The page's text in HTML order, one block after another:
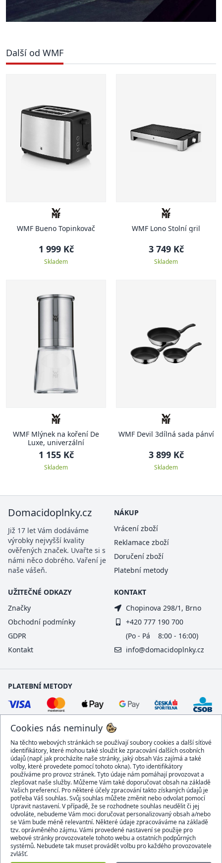
Další od WMF
WMF Bueno Topinkovač
1 999 Kč
Skladem
WMF Lono Stolní gril
3 749 Kč
Skladem
WMF Mlýnek na koření De
Luxe, univerzální
1 155 Kč
Skladem
WMF Devil 3dílná sada pánví
3 899 Kč
Skladem
Cookies nás neminuly
Na těchto webových stránkách se používají soubory cookies a další síťové
identifikátory, které mohou také sloužit ke zpracování dalších osobních
údajů (např. jak procházíte naše stránky, jaký obsah Vás zajímá a také
volby, které provedete pomocí tohoto okna). Tyto identifikátory
používáme pro provoz stránek. Tyto údaje nám pomáhají provozovat a
zlepšovat naše služby. Můžeme Vám také doporučovat obsah na základě
Vašich preferencí. Pro některé účely zpracování takto získaných údajů je
potřeba Váš souhlas. Svůj souhlas můžete změnit nebo odvolat pomocí
Upravit nastavení. V případě, že se rozhodnete souhlas neudělit či jej
odvoláte, nebudeme Vám moci doručovat personalizovaný obsah a/nebo
se Vám bude méně relevantní. Některé údaje zpracováváme na základě
tzv. oprávněného zájmu. Vámi provedené nastavení se použije pro
webové stránky provozovatele tohoto webu a ostatních podpůrných
systémů. Nebudete tak muset provádět volbu pro každého provozovatele
zvlášť.
Domacidoplnky.cz
Již 17 let Vám dodáváme
výrobky nejvyšší kvality
ověřených značek. Uvařte si s
námi něco dobrého. Vaření je
naše vášeň.
NÁKUP
Vrácení zboží
Reklamace zboží
Doručení zboží
Platební metody
UŽITEČNÉ ODKAZY
Značky
Obchodní podmínky
GDPR
Kontakt
KONTAKT
Chopinova 298/1, Brno
+420 777 190 700
(Po - Pá 8:00 - 16:00)
info@domacidoplnky.cz
PLATEBNÍ METODY
DOPRAVCI
BEZPEČNÝ OBCHOD